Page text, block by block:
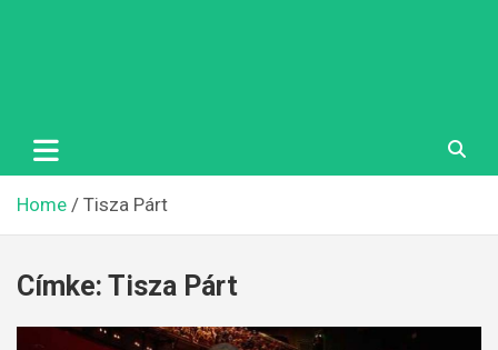
Home Tisza Párt
Címke: Tisza Párt